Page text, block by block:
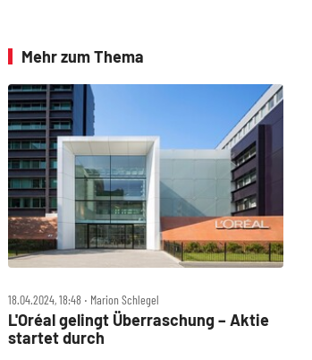
Mehr zum Thema
18.04.2024, 18:48 ‧ Marion Schlegel
L'Oréal gelingt Überraschung – Aktie
startet durch